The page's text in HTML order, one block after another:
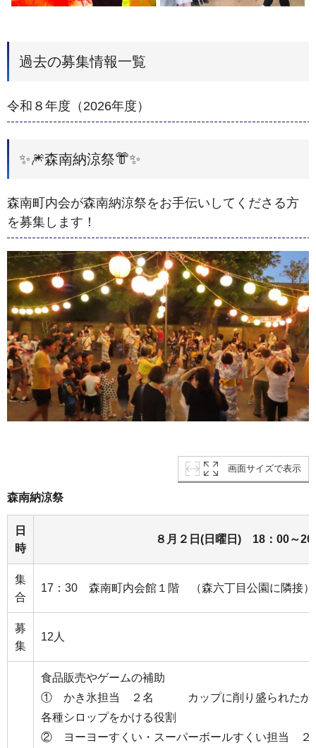
過去の募集情報一覧
令和８年度（2026年度）
✨🎆森南納涼祭👘✨
森南町内会が森南納涼祭をお手伝いしてくださる方
を募集します！
画面サイズで表示
森南納涼祭
日
時
８月２日(日曜日) 18：00～20
集
合
17：30 森南町内会館１階 （森六丁目公園に隣接）
募
集
12人
食品販売やゲームの補助
① かき氷担当 ２名 カップに削り盛られたかき
各種シロップをかける役割
② ヨーヨーすくい・スーパーボールすくい担当 ２